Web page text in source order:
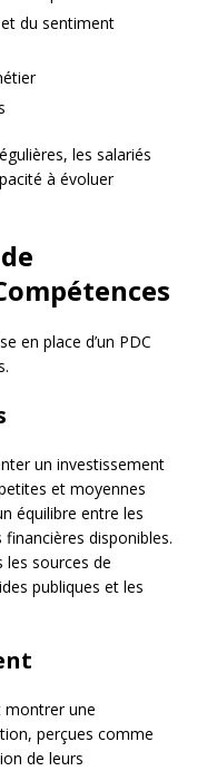
du sentiment
les salariés
à évoluer
en place d’un PDC
un investissement
et moyennes
équilibre entre les
disponibles.
sources de
publiques et les
montrer une
perçues comme
de leurs